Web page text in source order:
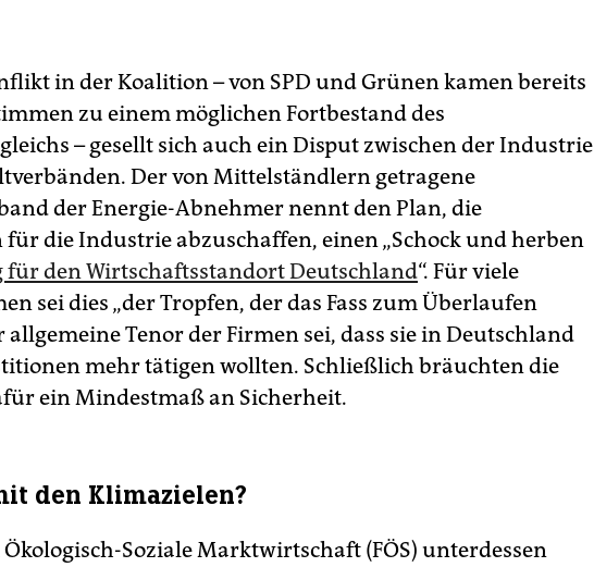
in der Koalition – von SPD und Grünen kamen bereits
zu einem möglichen Fortbestand des
– gesellt sich auch ein Disput zwischen der Industrie
Der von Mittelständlern getragene
der Energie-Abnehmer nennt den Plan, die
für die Industrie abzuschaffen, einen „Schock und herben
für den Wirtschaftsstandort Deutschland“. Für viele
sei dies „der Tropfen, der das Fass zum Überlaufen
allgemeine Tenor der Firmen sei, dass sie in Deutschland
mehr tätigen wollten. Schließlich bräuchten die
ein Mindestmaß an Sicherheit.
den Klimazielen?
Soziale Marktwirtschaft (FÖS) unterdessen